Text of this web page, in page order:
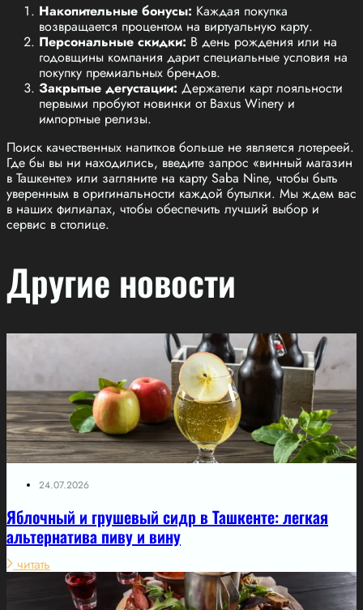
Накопительные бонусы: Каждая покупка
возвращается процентом на виртуальную карту.
Персональные скидки: В день рождения или на
годовщины компания дарит специальные условия на
покупку премиальных брендов.
Закрытые дегустации: Держатели карт лояльности
первыми пробуют новинки от Baxus Winery и
импортные релизы.
Поиск качественных напитков больше не является лотереей.
Где бы вы ни находились, введите запрос «винный магазин
в Ташкенте» или загляните на карту Saba Nine, чтобы быть
уверенным в оригинальности каждой бутылки. Мы ждем вас
в наших филиалах, чтобы обеспечить лучший выбор и
сервис в столице.
Другие новости
24.07.2026
Яблочный и грушевый сидр в Ташкенте: легкая
альтернатива пиву и вину
читать